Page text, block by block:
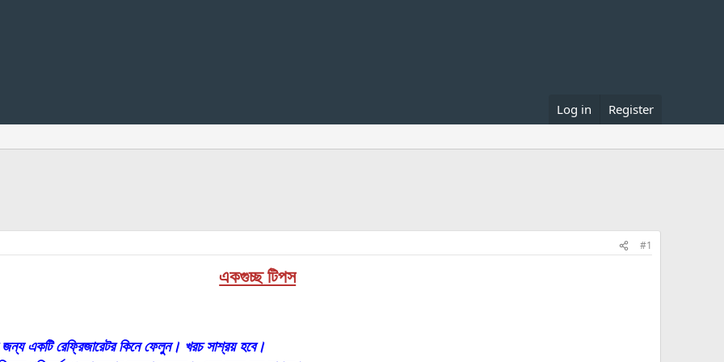
Log in Register
#1
একগুচ্ছ টিপস
জন্য একটি রেফ্রিজারেটর কিনে ফেলুন। খরচ সাশ্রয় হবে।